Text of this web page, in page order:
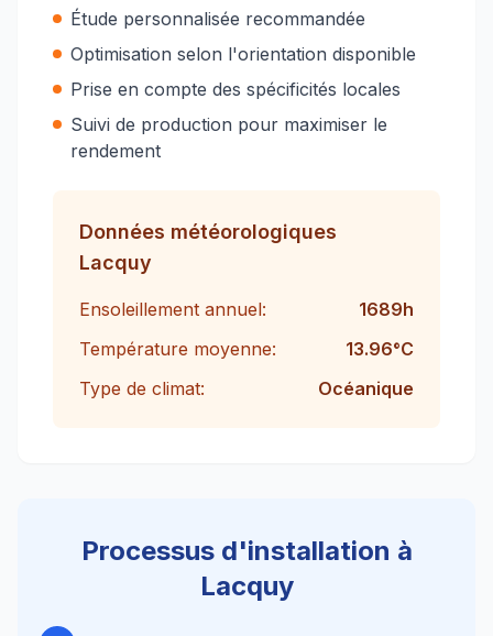
Étude personnalisée recommandée
Optimisation selon l'orientation disponible
Prise en compte des spécificités locales
Suivi de production pour maximiser le
rendement
Données météorologiques
Lacquy
Ensoleillement annuel: 1689h
Température moyenne:
13.96°C
Type de climat:
Océanique
Processus d'installation à
Lacquy